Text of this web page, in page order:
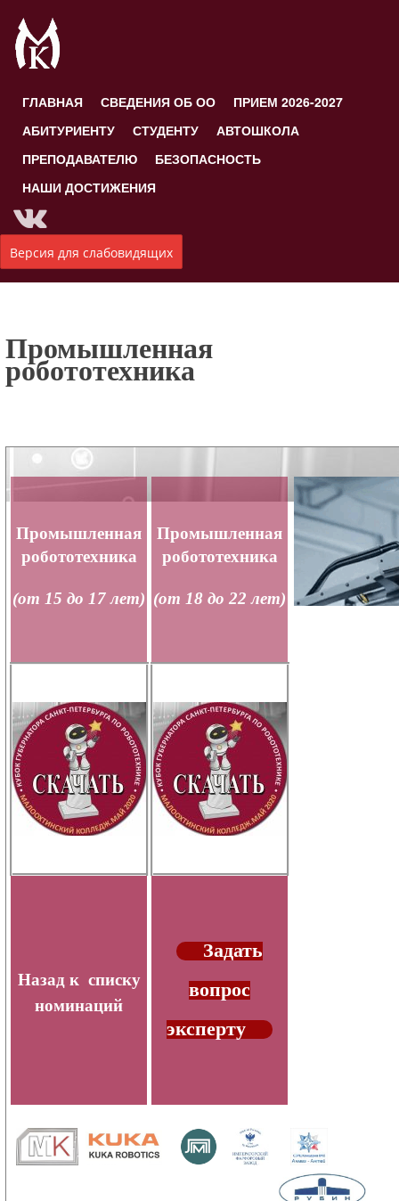
ГЛАВНАЯ СВЕДЕНИЯ ОБ ОО
ПРИЕМ 2026-2027
АБИТУРИЕНТУ
СТУДЕНТУ
АВТОШКОЛА
ПРЕПОДАВАТЕЛЮ
БЕЗОПАСНОСТЬ
НАШИ ДОСТИЖЕНИЯ
Версия для слабовидящих
Промышленная
робототехника
Промышленная
робототехника
(от 15 до 17 лет)
Промышленная
робототехника
(от 18 до 22 лет)
Назад к списку
номинаций
Задать
вопрос
эксперту